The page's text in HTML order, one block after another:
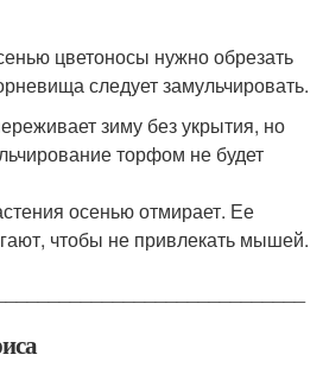
цветоносы нужно обрезать
следует замульчировать.
зиму без укрытия, но
торфом не будет
осенью отмирает. Ее
чтобы не привлекать мышей.